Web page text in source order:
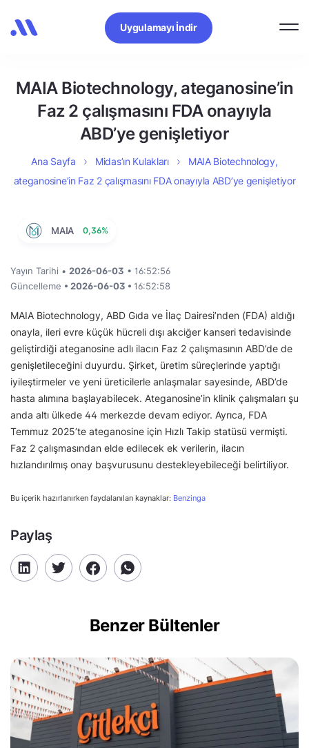
Uygulamayı İndir
MAIA Biotechnology, ateganosine’in
Faz 2 çalışmasını FDA onayıyla
ABD’ye genişletiyor
Ana Sayfa Midas’ın Kulakları
MAIA Biotechnology,
ateganosine’in Faz 2 çalışmasını FDA onayıyla ABD’ye genişletiyor
MAIA 0,36%
Yayın Tarihi • 2026-06-03 • 16:52:56
Güncelleme • 2026-06-03 • 16:52:58
MAIA Biotechnology, ABD Gıda ve İlaç Dairesi’nden (FDA) aldığı
onayla, ileri evre küçük hücreli dışı akciğer kanseri tedavisinde
geliştirdiği ateganosine adlı ilacın Faz 2 çalışmasının ABD’de de
genişletileceğini duyurdu. Şirket, üretim süreçlerinde yaptığı
iyileştirmeler ve yeni üreticilerle anlaşmalar sayesinde, ABD’de
hasta alımına başlayabilecek. Ateganosine’in klinik çalışmaları şu
anda altı ülkede 44 merkezde devam ediyor. Ayrıca, FDA
Temmuz 2025’te ateganosine için Hızlı Takip statüsü vermişti.
Faz 2 çalışmasından elde edilecek ek verilerin, ilacın
hızlandırılmış onay başvurusunu destekleyebileceği belirtiliyor.
Bu içerik hazırlanırken faydalanılan kaynaklar: Benzinga
Paylaş
Benzer Bültenler